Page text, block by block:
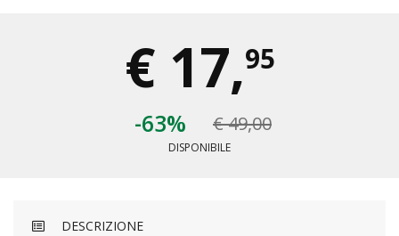
€ 17,95
-63% € 49,00
DISPONIBILE
DESCRIZIONE